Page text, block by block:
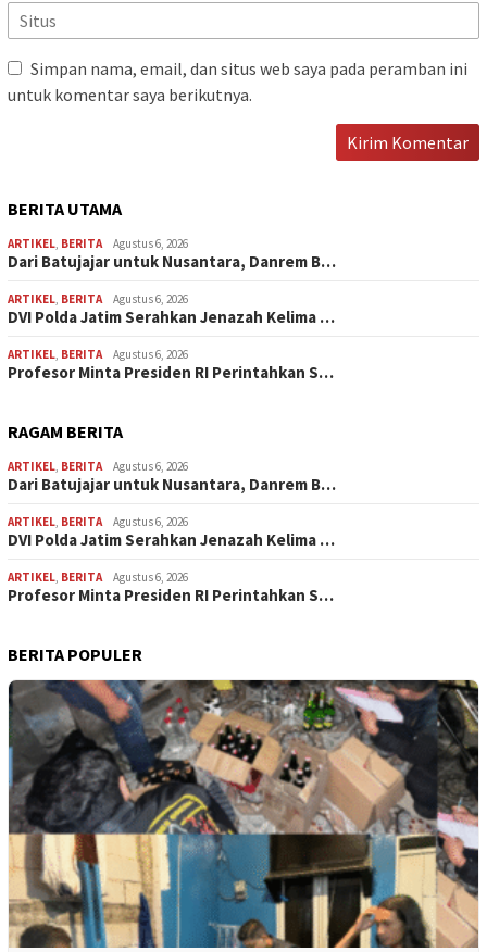
Simpan nama, email, dan situs web saya pada peramban ini
untuk komentar saya berikutnya.
BERITA UTAMA
ARTIKEL BERITA Agustus 6, 2026
Dari Batujajar untuk Nusantara, Danrem B…
ARTIKEL BERITA Agustus 6, 2026
DVI Polda Jatim Serahkan Jenazah Kelima …
ARTIKEL BERITA Agustus 6, 2026
Profesor Minta Presiden RI Perintahkan S…
RAGAM BERITA
ARTIKEL BERITA Agustus 6, 2026
Dari Batujajar untuk Nusantara, Danrem B…
ARTIKEL BERITA Agustus 6, 2026
DVI Polda Jatim Serahkan Jenazah Kelima …
ARTIKEL BERITA Agustus 6, 2026
Profesor Minta Presiden RI Perintahkan S…
BERITA POPULER